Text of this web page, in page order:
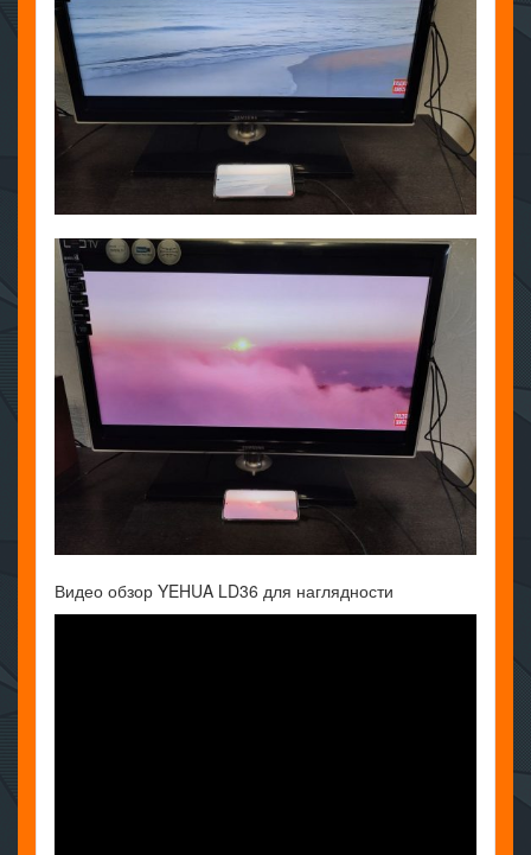
Видео обзор YEHUA LD36 для наглядности